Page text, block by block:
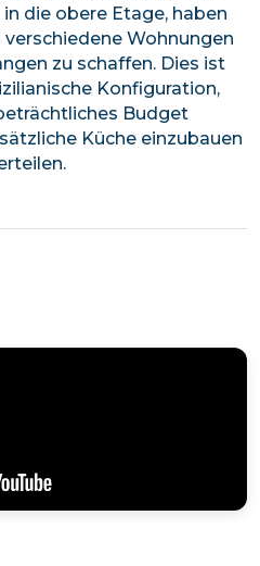
die obere Etage, haben
Wohnungen
zu schaffen. Dies ist
Konfiguration,
Budget
Küche einzubauen